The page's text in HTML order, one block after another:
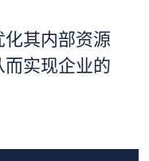
其内部资源
实现企业的